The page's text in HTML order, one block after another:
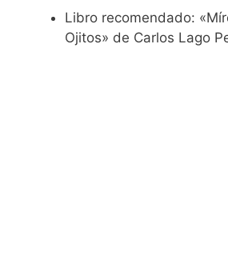
Libro recomendado:
Ojitos» de Carlos Lago